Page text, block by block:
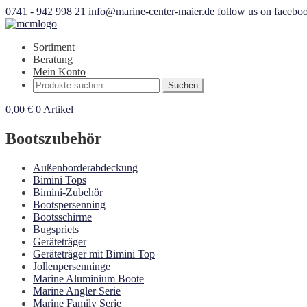
0741 - 942 998 21 info@marine-center-maier.de follow us on
Sortiment
Beratung
Mein Konto
Suchen
nach:
Suchen
0,00 € 0 Artikel
Bootszubehör
Außenborderabdeckung
Bimini Tops
Bimini-Zubehör
Bootspersenning
Bootsschirme
Bugspriets
Geräteträger
Geräteträger mit Bimini Top
Jollenpersenninge
Marine Aluminium Boote
Marine Angler Serie
Marine Family Serie